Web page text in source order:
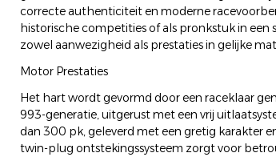
correcte authenticiteit en moderne
historische competities of als pronkstuk in
zowel aanwezigheid als prestaties in gelijke
Motor Prestaties
Het hart wordt gevormd door een raceklaar
993-generatie, uitgerust met een vrij
dan 300 pk, geleverd met een gretig karakter
twin-plug ontstekingssysteem zorgt voor